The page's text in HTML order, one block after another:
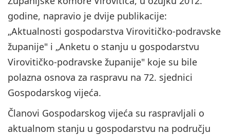
godine, napravio je dvije publikacije:
„Aktualnosti gospodarstva Virovitičko-podravske
županije" i „Anketu o stanju u gospodarstvu
Virovitičko-podravske županije" koje su bile
polazna osnova za raspravu na 72. sjednici
Gospodarskog vijeća.
Članovi Gospodarskog vijeća su raspravljali o
aktualnom stanju u gospodarstvu na području